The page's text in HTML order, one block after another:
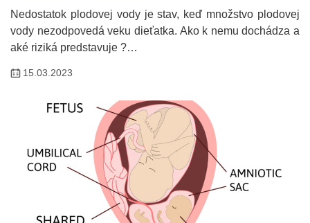
Nedostatok plodovej vody je stav, keď množstvo plodovej
vody nezodpovedá veku dieťatka. Ako k nemu dochádza a
aké riziká predstavuje ?…
15.03.2023